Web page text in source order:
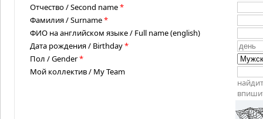
Отчество / Second name*
Фамилия / Surname*
ФИО на английском языке / Full name (english)
Дата рождения / Birthday*
Пол / Gender*
Мой коллектив / My Team